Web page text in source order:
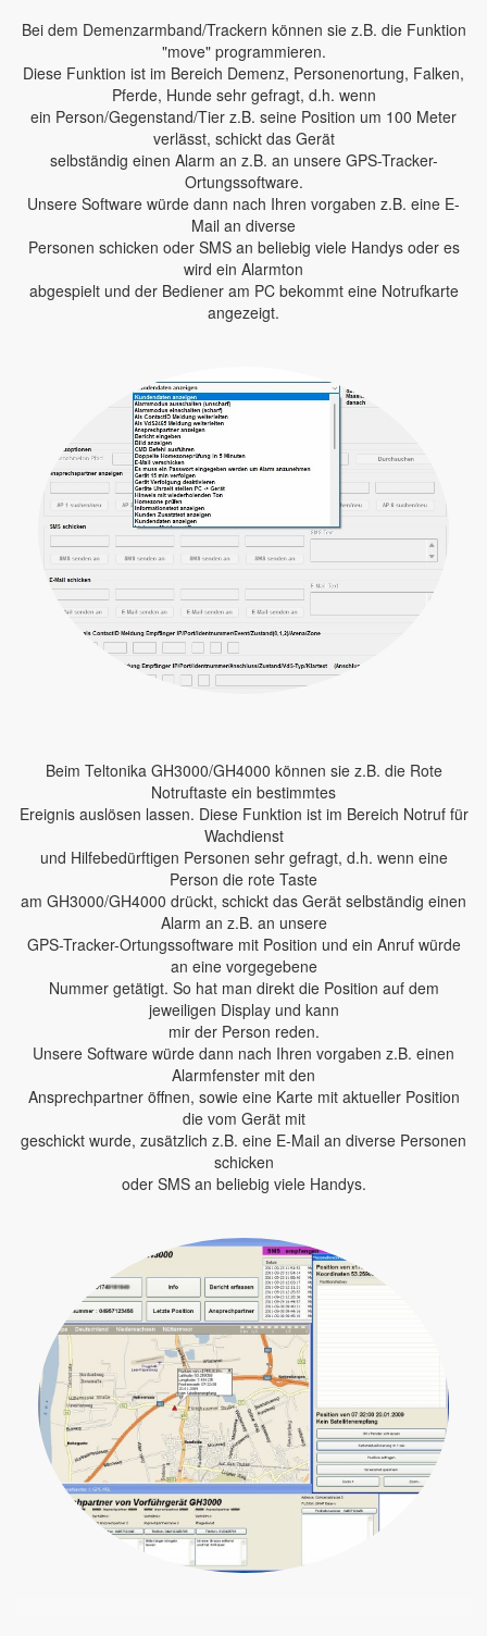
Bei dem Demenzarmband/Trackern können sie z.B. die Funktion
"move" programmieren.
Diese Funktion ist im Bereich Demenz, Personenortung, Falken,
Pferde, Hunde sehr gefragt, d.h. wenn
ein Person/Gegenstand/Tier z.B. seine Position um 100 Meter
verlässt, schickt das Gerät
selbständig einen Alarm an z.B. an unsere GPS-Tracker-
Ortungssoftware.
Unsere Software würde dann nach Ihren vorgaben z.B. eine E-
Mail an diverse
Personen schicken oder SMS an beliebig viele Handys oder es
wird ein Alarmton
abgespielt und der Bediener am PC bekommt eine Notrufkarte
angezeigt.
Beim Teltonika GH3000/GH4000 können sie z.B. die Rote
Notruftaste ein bestimmtes
Ereignis auslösen lassen. Diese Funktion ist im Bereich Notruf für
Wachdienst
und Hilfebedürftigen Personen sehr gefragt, d.h. wenn eine
Person die rote Taste
am GH3000/GH4000 drückt, schickt das Gerät selbständig einen
Alarm an z.B. an unsere
GPS-Tracker-Ortungssoftware mit Position und ein Anruf würde
an eine vorgegebene
Nummer getätigt. So hat man direkt die Position auf dem
jeweiligen Display und kann
mir der Person reden.
Unsere Software würde dann nach Ihren vorgaben z.B. einen
Alarmfenster mit den
Ansprechpartner öffnen, sowie eine Karte mit aktueller Position
die vom Gerät mit
geschickt wurde, zusätzlich z.B. eine E-Mail an diverse Personen
schicken
oder SMS an beliebig viele Handys.